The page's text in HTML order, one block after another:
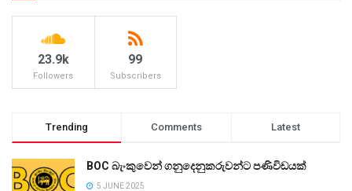
23.9k
Followers
99
Subscribers
Trending Comments Latest
BOC බැංකුවෙන් ගනුදෙනුකරුවන්ට පණිවිඩයක්
5 JUNE 2025